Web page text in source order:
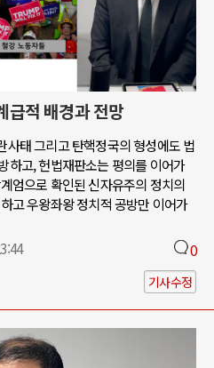
급적 배경과 전망
사태 그리고 탄핵정국의 형성에도 법
하고, 헌법재판소는 평의를 이어가
엄으로 확인된 신자유주의 정치의
고 우왕좌왕 정치적 공방만 이어가
0
기사수정